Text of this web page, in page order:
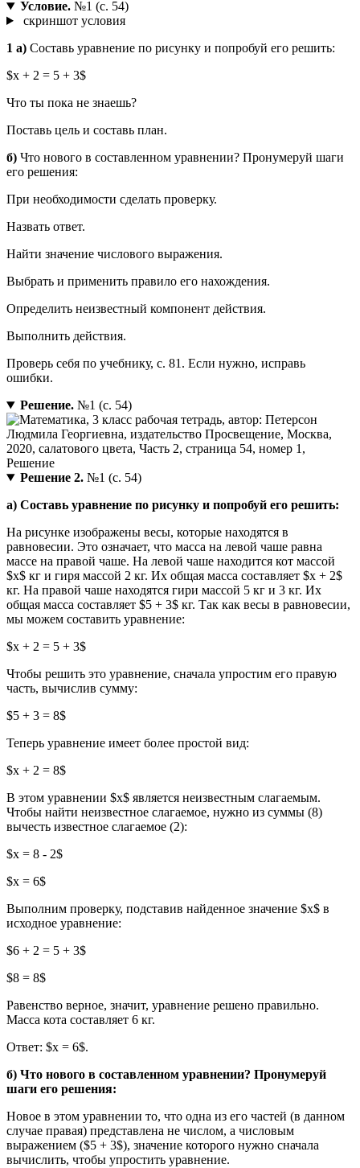
Условие.№1 (с. 54)
скриншот условия
1 а) Составь уравнение по рисунку и попробуй его решить:
$x + 2 = 5 + 3$
Что ты пока не знаешь?
Поставь цель и составь план.
б) Что нового в составленном уравнении? Пронумеруй шаги
его решения:
При необходимости сделать проверку.
Назвать ответ.
Найти значение числового выражения.
Выбрать и применить правило его нахождения.
Определить неизвестный компонент действия.
Выполнить действия.
Проверь себя по учебнику, с. 81. Если нужно, исправь
ошибки.
Решение.№1 (с. 54)
Решение 2.№1 (с. 54)
а) Составь уравнение по рисунку и попробуй его решить:
На рисунке изображены весы, которые находятся в
равновесии. Это означает, что масса на левой чаше равна
массе на правой чаше. На левой чаше находится кот массой
$x$ кг и гиря массой 2 кг. Их общая масса составляет $x + 2$
кг. На правой чаше находятся гири массой 5 кг и 3 кг. Их
общая масса составляет $5 + 3$ кг. Так как весы в равновесии,
мы можем составить уравнение:
$x + 2 = 5 + 3$
Чтобы решить это уравнение, сначала упростим его правую
часть, вычислив сумму:
$5 + 3 = 8$
Теперь уравнение имеет более простой вид:
$x + 2 = 8$
В этом уравнении $x$ является неизвестным слагаемым.
Чтобы найти неизвестное слагаемое, нужно из суммы (8)
вычесть известное слагаемое (2):
$x = 8 - 2$
$x = 6$
Выполним проверку, подставив найденное значение $x$ в
исходное уравнение:
$6 + 2 = 5 + 3$
$8 = 8$
Равенство верное, значит, уравнение решено правильно.
Масса кота составляет 6 кг.
Ответ: $x = 6$.
б) Что нового в составленном уравнении? Пронумеруй
шаги его решения:
Новое в этом уравнении то, что одна из его частей (в данном
случае правая) представлена не числом, а числовым
выражением ($5 + 3$), значение которого нужно сначала
вычислить, чтобы упростить уравнение.